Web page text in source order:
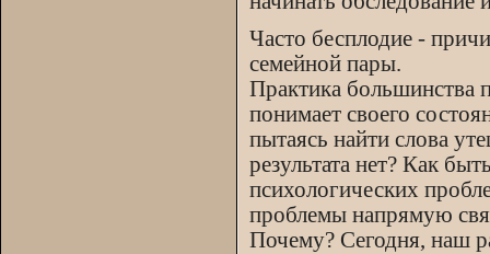
Часто бесплодие -
семейной пары.
Практика большинства
понимает своего
пытаясь найти слова
результата нет? Как
психологических
проблемы напрямую
Почему? Сегодня, наш